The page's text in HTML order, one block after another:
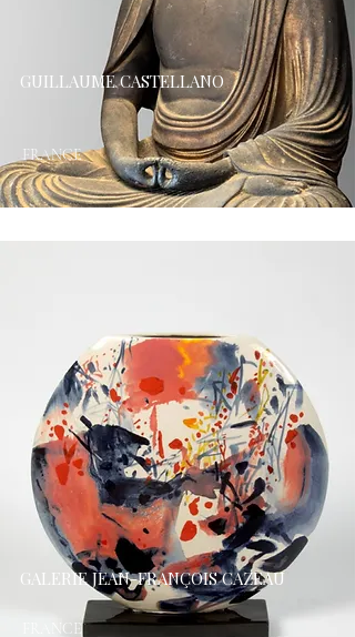
GUILLAUME CASTELLANO
FRANCE
GALERIE JEAN-FRANÇOIS CAZEAU
FRANCE